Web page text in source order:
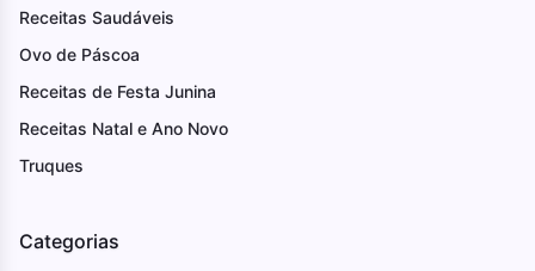
Receitas Saudáveis
Ovo de Páscoa
Receitas de Festa Junina
Receitas Natal e Ano Novo
Truques
Categorias